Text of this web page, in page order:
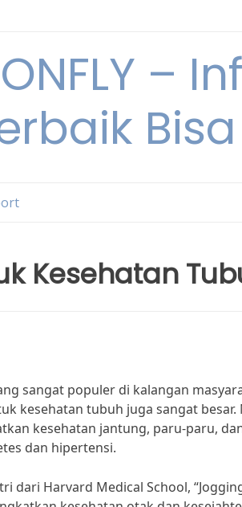
–
Kesehatan
sangat populer di kalangan
kesehatan tubuh juga sangat besar.
kesehatan jantung, paru-paru,
dan hipertensi.
dari Harvard Medical School,